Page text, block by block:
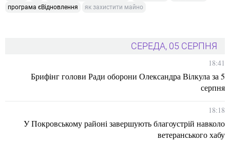
програма єВідновлення
як захистити майно
СЕРЕДА, 05 СЕРПНЯ
18:41
Брифінг голови Ради оборони Олександра Вілкула за 5
серпня
18:18
У Покровському районі завершують благоустрій навколо
ветеранського хабу